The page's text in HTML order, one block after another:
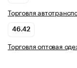
Торговля
46.42
Торговля оптовая